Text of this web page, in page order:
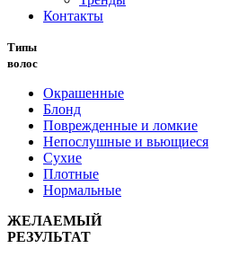
Контакты
Типы
волос
Окрашенные
Блонд
Поврежденные и ломкие
Непослушные и вьющиеся
Сухие
Плотные
Нормальные
ЖЕЛАЕМЫЙ
РЕЗУЛЬТАТ